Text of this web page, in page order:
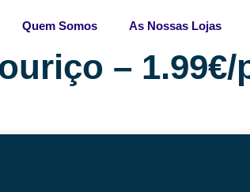
Quem Somos As Nossas Lojas
– 1.99€/